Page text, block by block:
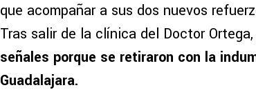
que acompañar a sus dos nuevos
Tras salir de la clínica del Doctor Ortega,
señales porque se retiraron con la
Guadalajara.